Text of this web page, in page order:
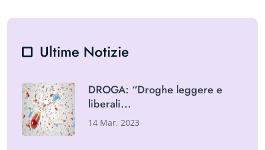
Ultime Notizie
DROGA: “Droghe leggere e
liberali
14 Mar, 2023